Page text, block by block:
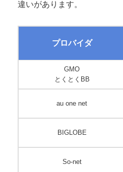
違いがあります。
プロバイダ
GMO
とくとくBB
au one net
BIGLOBE
So-net